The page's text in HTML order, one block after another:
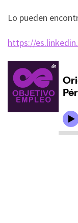
Lo pueden
https://